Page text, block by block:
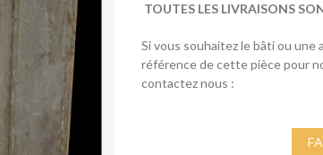
TOUTES LES LIVRAISONS
Si vous souhaitez le bâti ou une
référence de cette pièce pour
contactez nous :